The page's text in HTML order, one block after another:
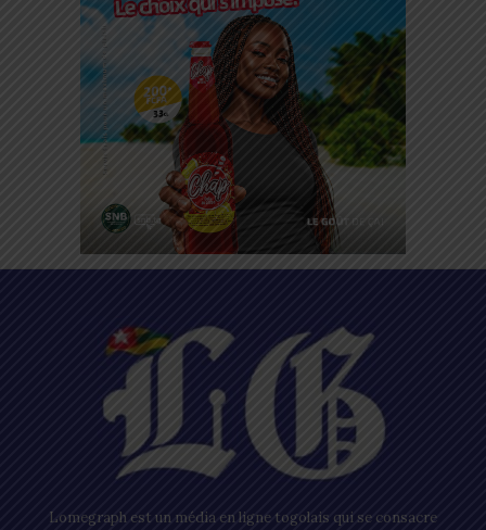
Lomegraph est un média en ligne togolais qui se consacre